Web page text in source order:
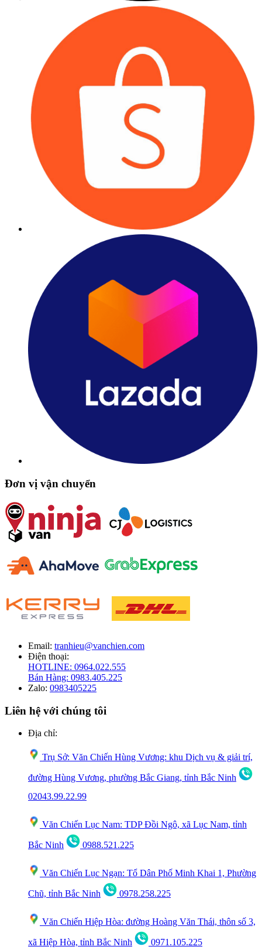
Đơn vị vận chuyển
Email: tranhieu@vanchien.com
Điện thoại:
HOTLINE: 0964.022.555
Bán Hàng: 0983.405.225
Zalo: 0983405225
Liên hệ với chúng tôi
Địa chỉ:
Trụ Sở: Văn Chiến Hùng Vương: khu Dịch vụ & giải trí,
đường Hùng Vương, phường Bắc Giang, tỉnh Bắc Ninh
02043.99.22.99
Văn Chiến Lục Nam: TDP Đồi Ngô, xã Lục Nam, tỉnh
Bắc Ninh 0988.521.225
Văn Chiến Lục Ngạn: Tổ Dân Phố Minh Khai 1, Phường
Chũ, tỉnh Bắc Ninh 0978.258.225
Văn Chiến Hiệp Hòa: đường Hoàng Văn Thái, thôn số 3,
xã Hiệp Hòa, tỉnh Bắc Ninh 0971.105.225